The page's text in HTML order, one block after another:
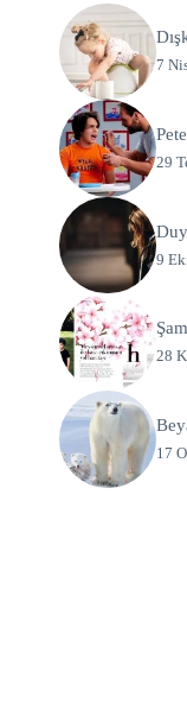
7
29
9
28
17